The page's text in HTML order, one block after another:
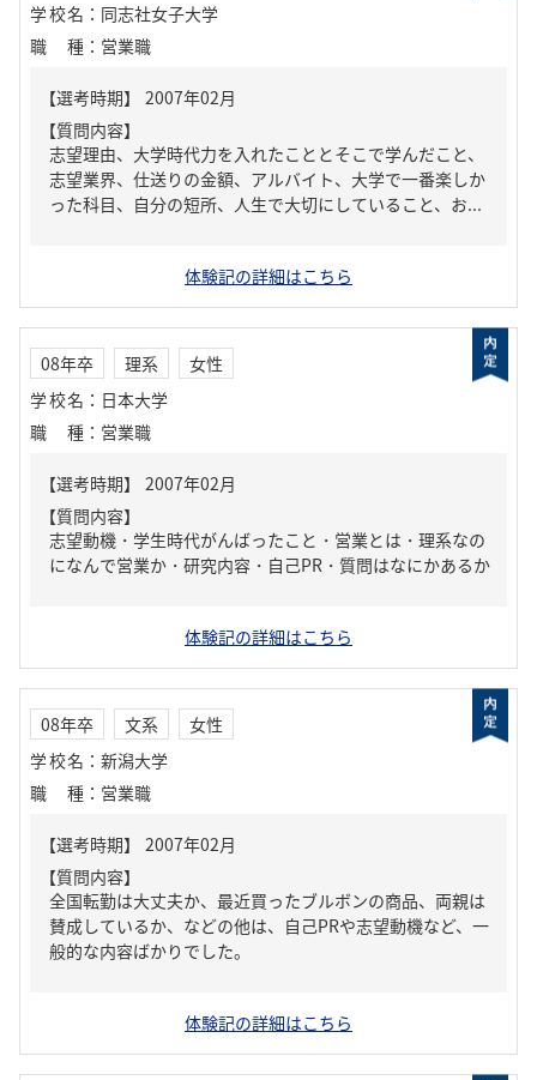
学校名 ： 同志社女子大学
職種 ： 営業職
【質問内容】
志望理由、大学時代力を入れたこととそこで学んだこと、
志望業界、仕送りの金額、アルバイト、大学で一番楽しか
った科目、自分の短所、人生で大切にしていること、お...
体験記の詳細はこちら
08年卒 理系
女性
学校名 ： 日本大学
職種 ： 営業職
【質問内容】
志望動機・学生時代がんばったこと・営業とは・理系なの
になんで営業か・研究内容・自己PR・質問はなにかあるか
体験記の詳細はこちら
08年卒 文系
女性
学校名 ： 新潟大学
職種 ： 営業職
【質問内容】
全国転勤は大丈夫か、最近買ったブルボンの商品、両親は
賛成しているか、などの他は、自己PRや志望動機など、一
般的な内容ばかりでした。
体験記の詳細はこちら